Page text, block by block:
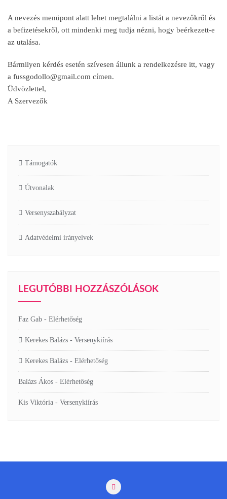
A nevezés menüpont alatt lehet megtalálni a listát a nevezőkről és
a befizetésekről, ott mindenki meg tudja nézni, hogy beérkezett-e
az utalása.
Bármilyen kérdés esetén szívesen állunk a rendelkezésre itt, vagy
a fussgodollo@gmail.com címen.
Üdvözlettel,
A Szervezők
Támogatók
Útvonalak
Versenyszabályzat
Adatvédelmi irányelvek
LEGUTÓBBI HOZZÁSZÓLÁSOK
Faz Gab - Elérhetőség
Kerekes Balázs - Versenykiírás
Kerekes Balázs - Elérhetőség
Balázs Ákos - Elérhetőség
Kis Viktória - Versenykiírás